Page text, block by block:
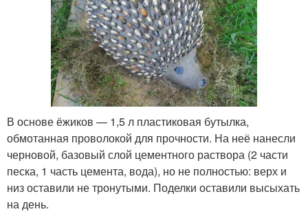
В основе ёжиков — 1,5 л пластиковая бутылка,
обмотанная проволокой для прочности. На неё нанесли
черновой, базовый слой цементного раствора (2 части
песка, 1 часть цемента, вода), но не полностью: верх и
низ оставили не тронутыми. Поделки оставили высыхать
на день.